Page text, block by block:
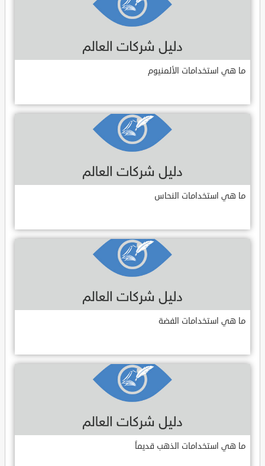
ما هي استخدامات الألمنيوم
ما هي استخدامات النحاس
ما هي استخدامات الفضة
ما هي استخدامات الذهب قديماً